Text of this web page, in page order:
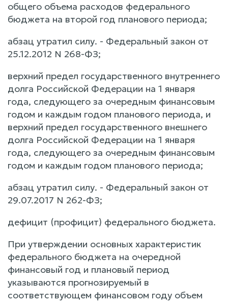
общего объема расходов федерального
бюджета на второй год планового периода;
абзац утратил силу. - Федеральный закон от
25.12.2012 N 268-ФЗ;
верхний предел государственного внутреннего
долга Российской Федерации на 1 января
года, следующего за очередным финансовым
годом и каждым годом планового периода, и
верхний предел государственного внешнего
долга Российской Федерации на 1 января
года, следующего за очередным финансовым
годом и каждым годом планового периода;
абзац утратил силу. - Федеральный закон от
29.07.2017 N 262-ФЗ;
дефицит (профицит) федерального бюджета.
При утверждении основных характеристик
федерального бюджета на очередной
финансовый год и плановый период
указываются прогнозируемый в
соответствующем финансовом году объем